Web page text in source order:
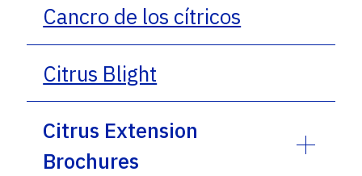
Cancro de los cítricos
Citrus Blight
Citrus Extension
Brochures